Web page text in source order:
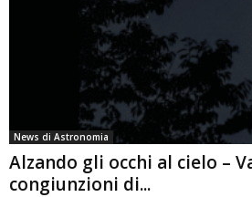
News di Astronomia
Alzando gli occhi al cielo –
congiunzioni di...